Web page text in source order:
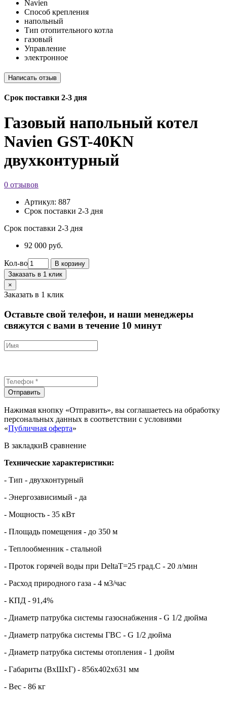
Navien
Способ крепления
напольный
Тип отопительного котла
газовый
Управление
электронное
Срок поставки 2-3 дня
Газовый напольный котел
Navien GST-40KN
двухконтурный
0 отзывов
Артикул: 887
Срок поставки 2-3 дня
Срок поставки 2-3 дня
92 000 руб.
Кол-во
В корзину
Заказать в 1 клик
×
Заказать в 1 клик
Оставьте свой телефон, и наши менеджеры
свяжутся с вами в течение 10 минут
Отправить
Нажимая кнопку «Отправить», вы соглашаетесь на обработку
персональных данных в соответствии с условиями
«Публичная оферта»
В закладкиВ сравнение
Технические характеристики:
- Тип - двухконтурный
- Энергозависимый - да
- Мощность - 35 кВт
- Площадь помещения - до 350 м
- Теплообменник - стальной
- Проток горячей воды при DeltaT=25 град.C - 20 л/мин
- Расход природного газа - 4 м3/час
- КПД - 91,4%
- Диаметр патрубка системы газоснабжения - G 1/2 дюйма
- Диаметр патрубка системы ГВС - G 1/2 дюйма
- Диаметр патрубка системы отопления - 1 дюйм
- Габариты (ВхШхГ) - 856x402x631 мм
- Вес - 86 кг